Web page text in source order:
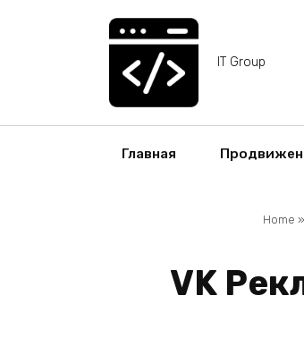
IT Group
Главная
Home »
VK